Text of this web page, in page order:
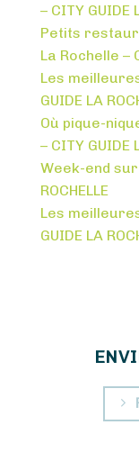
– CITY GUIDE
Petits
La Rochelle –
Les
GUIDE LA
Où pique-
– CITY GUIDE
Week-end sur
ROCHELLE
Les
GUIDE LA